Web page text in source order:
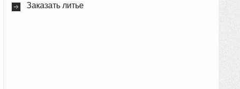
Заказать литье